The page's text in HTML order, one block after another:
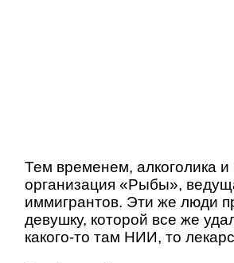
Тем временем, алкоголика
организация «Рыбы»,
иммигрантов. Эти же люди
девушку, которой все же
какого-то там НИИ, то